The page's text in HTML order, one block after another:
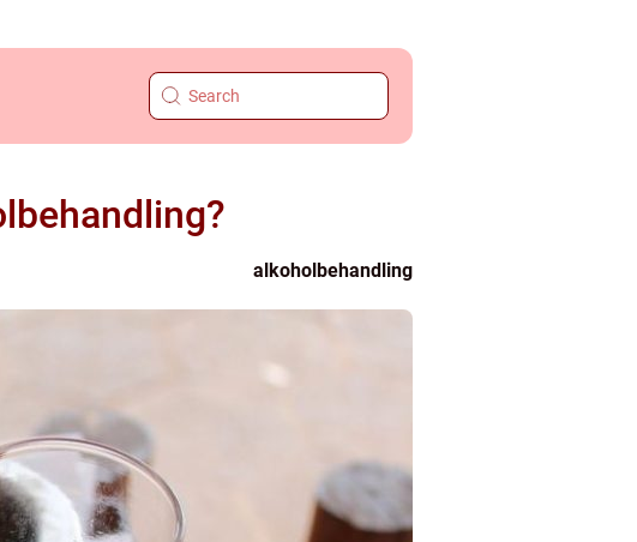
alkoholbehandling